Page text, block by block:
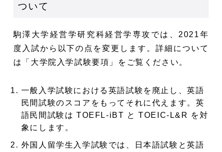
ついて
駒澤大学経営学研究科経営学専攻では、2021年
度入試から以下の点を変更します。詳細について
は「大学院入学試験要項」をご覧ください。
一般入学試験における英語試験を廃止し、英語
民間試験のスコアをもってそれに代えます。英
語民間試験は TOEFL-iBT と TOEIC-L&R を対
象にします。
外国人留学生入学試験では、日本語試験と英語